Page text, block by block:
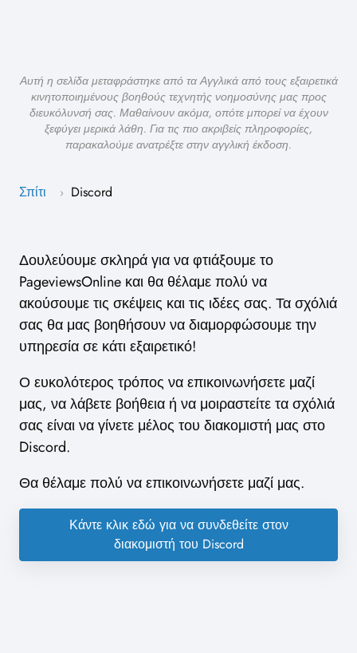
Αυτή η σελίδα μεταφράστηκε από τα Αγγλικά από τους εξαιρετικά
κινητοποιημένους βοηθούς τεχνητής νοημοσύνης μας προς
διευκόλυνσή σας. Μαθαίνουν ακόμα, οπότε μπορεί να έχουν
ξεφύγει μερικά λάθη. Για τις πιο ακριβείς πληροφορίες,
παρακαλούμε ανατρέξτε στην αγγλική έκδοση.
Σπίτι › Discord
Δουλεύουμε σκληρά για να φτιάξουμε το
PageviewsOnline και θα θέλαμε πολύ να
ακούσουμε τις σκέψεις και τις ιδέες σας. Τα σχόλιά
σας θα μας βοηθήσουν να διαμορφώσουμε την
υπηρεσία σε κάτι εξαιρετικό!
Ο ευκολότερος τρόπος να επικοινωνήσετε μαζί
μας, να λάβετε βοήθεια ή να μοιραστείτε τα σχόλιά
σας είναι να γίνετε μέλος του διακομιστή μας στο
Discord.
Θα θέλαμε πολύ να επικοινωνήσετε μαζί μας.
Κάντε κλικ εδώ για να συνδεθείτε στον
διακομιστή του Discord